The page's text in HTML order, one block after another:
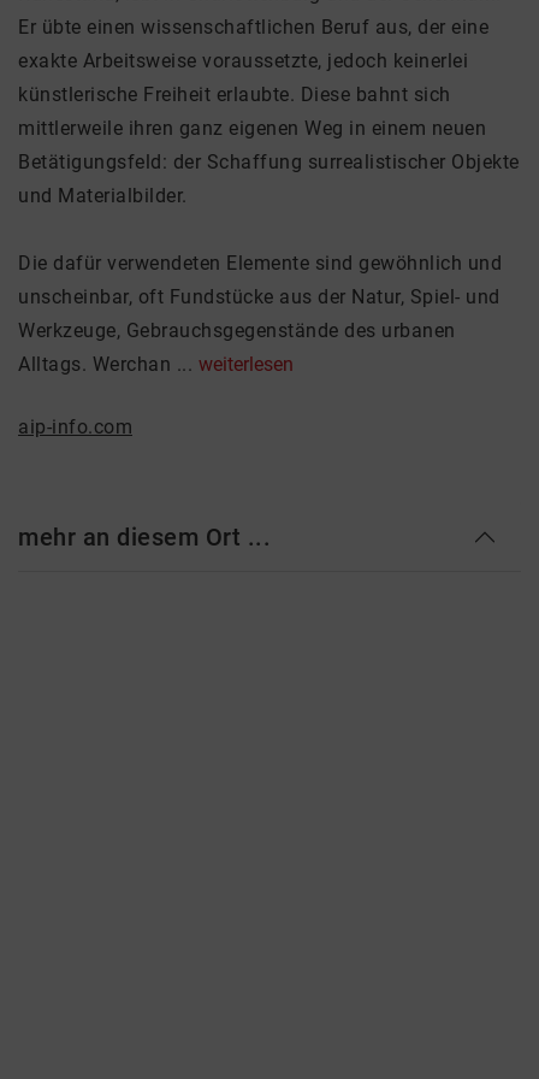
Er übte einen wissenschaftlichen Beruf aus, der eine
exakte Arbeitsweise voraussetzte, jedoch keinerlei
künstlerische Freiheit erlaubte. Diese bahnt sich
mittlerweile ihren ganz eigenen Weg in einem neuen
Betätigungsfeld: der Schaffung surrealistischer Objekte
und Materialbilder.
Die dafür verwendeten Elemente sind gewöhnlich und
unscheinbar, oft Fundstücke aus der Natur, Spiel- und
Werkzeuge, Gebrauchsgegenstände des urbanen
Alltags. Werchan ... weiterlesen
aip-info.com
mehr an diesem Ort ...